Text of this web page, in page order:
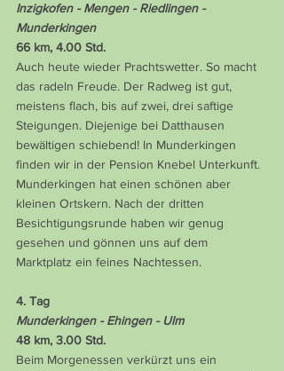
Inzigkofen - Mengen - Riedlingen -
Munderkingen
66 km, 4.00 Std.
Auch heute wieder Prachtswetter. So macht
das radeln Freude. Der Radweg ist gut,
meistens flach, bis auf zwei, drei saftige
Steigungen. Diejenige bei Datthausen
bewältigen schiebend! In Munderkingen
finden wir in der Pension Knebel Unterkunft.
Munderkingen hat einen schönen aber
kleinen Ortskern. Nach der dritten
Besichtigungsrunde haben wir genug
gesehen und gönnen uns auf dem
Marktplatz ein feines Nachtessen.
4. Tag
Munderkingen - Ehingen - Ulm
48 km, 3.00 Std.
Beim Morgenessen verkürzt uns ein